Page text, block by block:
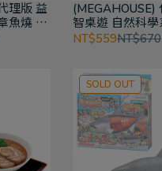
理版 益
魚燒 趣
(MEGAHOUSE)
智桌遊 自然科學
趣味拼圖
NT$559NT$670
SOLD OUT